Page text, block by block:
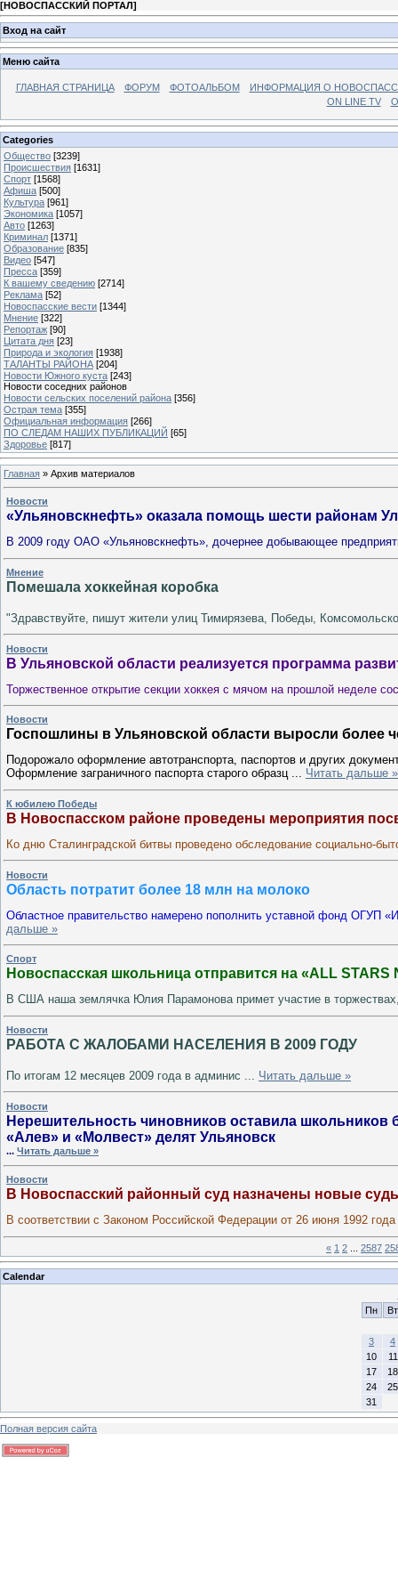
[НОВОСПАССКИЙ ПОРТАЛ]
Вход на сайт
Меню сайта
ГЛАВНАЯ СТРАНИЦА ФОРУМ ФОТОАЛЬБОМ
ИНФОРМАЦИЯ О
ON LINE TV
Categories
Общество [3239]
Происшествия [1631]
Спорт [1568]
Афиша [500]
Культура [961]
Экономика [1057]
Авто [1263]
Криминал [1371]
Образование [835]
Видео [547]
Пресса [359]
К вашему сведению [2714]
Реклама [52]
Новоспасские вести [1344]
Мнение [322]
Репортаж [90]
Цитата дня [23]
Природа и экология [1938]
ТАЛАНТЫ РАЙОНА [204]
Новости Южного куста [243]
Новости соседних районов
Новости сельских поселений района [356]
Острая тема [355]
Официальная информация [266]
ПО СЛЕДАМ НАШИХ ПУБЛИКАЦИЙ [65]
Здоровье [817]
Главная » Архив материалов
Новости
«Ульяновскнефть» оказала помощь шести районам
В 2009 году ОАО «Ульяновскнефть», дочернее добывающее
Мнение
Помешала хоккейная коробка
"Здравствуйте, пишут жители улиц Тимирязева, Победы,
Новости
В Ульяновской области реализуется программа
Торжественное открытие секции хоккея с мячом на прошлой неделе
Новости
Госпошлины в Ульяновской области выросли более
Подорожало оформление автотранспорта, паспортов и других
Оформление заграничного паспорта старого образц ... Читать дальше »
К юбилею Победы
В Новоспасском районе проведены мероприятия
Ко дню Сталинградской битвы проведено обследование социально-
Новости
Область потратит более 18 млн на молоко
Областное правительство намерено пополнить уставной фонд
дальше »
Спорт
Новоспасская школьница отправится на «ALL STARS
В США наша землячка Юлия Парамонова примет участие в
Новости
РАБОТА С ЖАЛОБАМИ НАСЕЛЕНИЯ В 2009 ГОДУ
По итогам 12 месяцев 2009 года в админис Читать дальше »
Новости
Нерешительность чиновников оставила школьников
«Алев» и «Молвест» делят Ульяновск
... Читать дальше »
Новости
В Новоспасский районный суд назначены новые
В соответствии с Законом Российской Федерации от 26 июня 1992
« 1 2 2587
Calendar
Пн
Вт
3
4
10
11
17
18
24
25
31
Полная версия сайта